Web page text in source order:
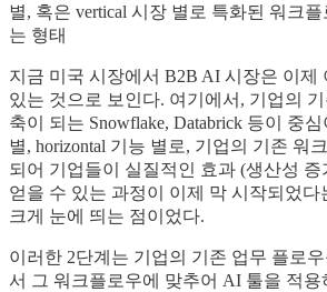
별, 혹은 vertical 시장 별로 특화된 워크
는 형태
지금 미국 시장에서 B2B AI 시장은 이제
있는 것으로 보인다. 여기에서, 기업의
축이 되는 Snowflake, Databrick 등이 중
별, horizontal 기능 별로, 기업의 기존 워
되어 기업들이 실질적인 효과 (생산성 증
얻을 수 있는 과정이 이제 막 시작되었
크게 눈에 띄는 점이었다.
이러한 2단계는 기업의 기존 업무 플로
서 그 워크플로우에 맞추어 AI 툴을 적용